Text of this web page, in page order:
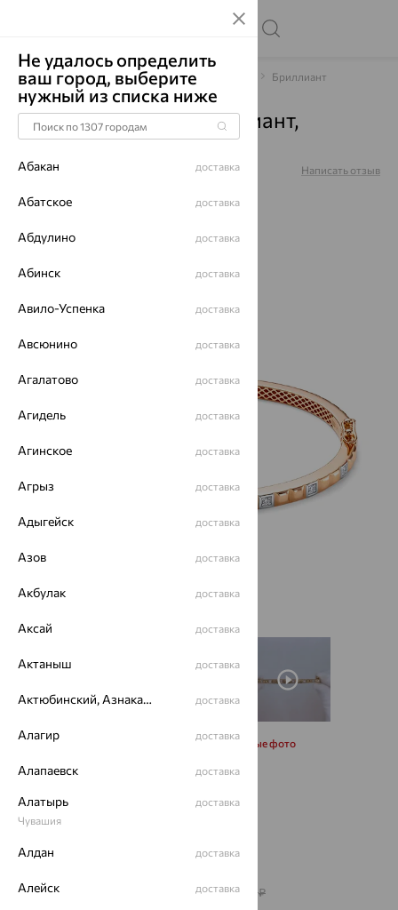
Главная Каталог Браслеты декоративные Бриллиант
Браслет, золото, бриллиант,
д7702079р
Артикул: Написать отзыв
Запросить дополнительные фото
16.5
от 231 398 642 772₽
Не удалось определить
ваш город, выберите
нужный из списка ниже
Абакан доставка
Абатское доставка
Абдулино доставка
Абинск доставка
Авило-Успенка доставка
Авсюнино доставка
Агалатово доставка
Агидель доставка
Агинское доставка
Агрыз доставка
Адыгейск доставка
Азов доставка
Акбулак доставка
Аксай доставка
Актаныш доставка
Актюбинский, Азнакаевский район доставка
Алагир доставка
Алапаевск доставка
Алатырь
Чувашия
доставка
Алдан доставка
Алейск доставка